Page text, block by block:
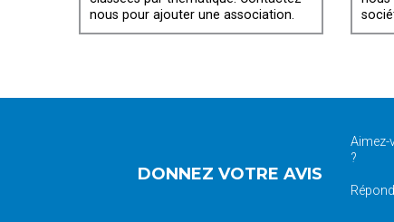
nous pour ajouter une association.
DONNEZ VOTRE AVIS
?